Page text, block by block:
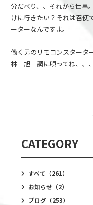
分だべり、、それから仕事
けに行きたい？それは召使
ーターなんですよ。
働く男のリモコンスタ
林 旭 調に唄ってね、、、
CATEGORY
すべて （261）
お知らせ （2）
ブログ（253）